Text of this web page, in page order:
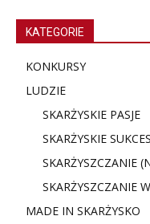
KATEGORIE
KONKURSY
LUDZIE
SKARŻYSKIE PASJE
SKARŻYSKIE
SKARŻYSZCZANIE
SKARŻYSZCZANIE
MADE IN SKARŻYSKO